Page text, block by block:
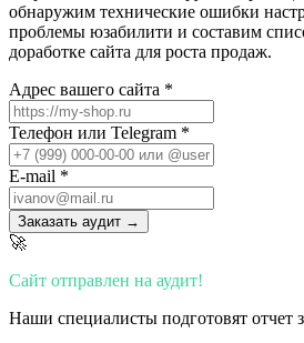
обнаружим технические ошибки
проблемы юзабилити и составим
доработке сайта для роста продаж.
Адрес вашего сайта *
Телефон или Telegram *
E-mail *
Заказать аудит →
🚀
Сайт отправлен на аудит!
Наши специалисты подготовят отчет